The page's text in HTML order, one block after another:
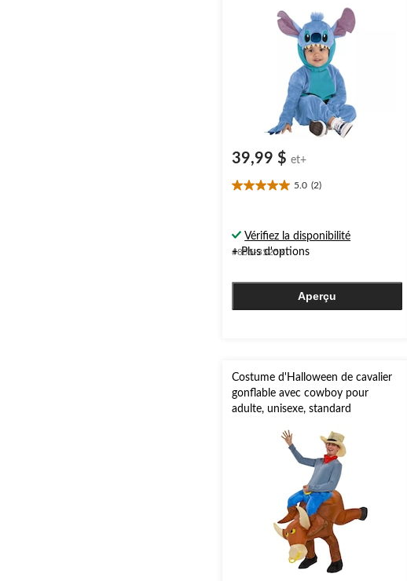
39,99 $ et+
5.0 (2)
5.0
5.
2
Vérifiez la disponibilité
#855-3525X
+ Plus d'options
Aperçu
Costume d'Halloween de cavalier
gonflable avec cowboy pour
adulte, unisexe, standard